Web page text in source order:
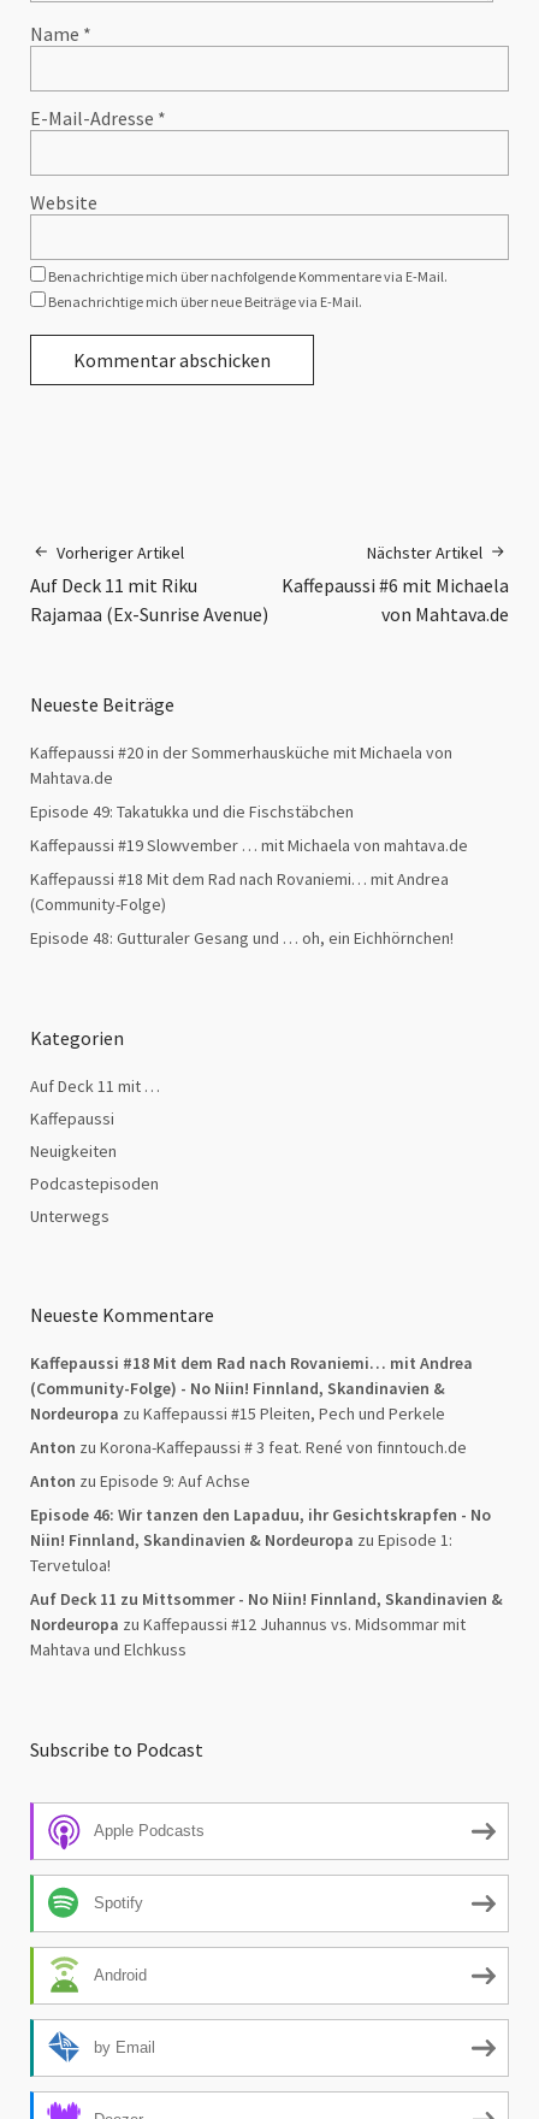
Name *
E-Mail-Adresse *
Website
Benachrichtige mich über nachfolgende Kommentare via E-Mail.
Benachrichtige mich über neue Beiträge via E-Mail.
Vorheriger Artikel
Auf Deck 11 mit Riku
Rajamaa (Ex-Sunrise Avenue)
Nächster Artikel
Kaffepaussi #6 mit Michaela
von Mahtava.de
Neueste Beiträge
Kaffepaussi #20 in der Sommerhausküche mit Michaela von
Mahtava.de
Episode 49: Takatukka und die Fischstäbchen
Kaffepaussi #19 Slowvember … mit Michaela von mahtava.de
Kaffepaussi #18 Mit dem Rad nach Rovaniemi… mit Andrea
(Community-Folge)
Episode 48: Gutturaler Gesang und … oh, ein Eichhörnchen!
Kategorien
Auf Deck 11 mit …
Kaffepaussi
Neuigkeiten
Podcastepisoden
Unterwegs
Neueste Kommentare
Kaffepaussi #18 Mit dem Rad nach Rovaniemi… mit Andrea
(Community-Folge) - No Niin! Finnland, Skandinavien &
Nordeuropa zu Kaffepaussi #15 Pleiten, Pech und Perkele
Anton zu Korona-Kaffepaussi # 3 feat. René von finntouch.de
Anton zu Episode 9: Auf Achse
Episode 46: Wir tanzen den Lapaduu, ihr Gesichtskrapfen - No
Niin! Finnland, Skandinavien & Nordeuropa zu Episode 1:
Tervetuloa!
Auf Deck 11 zu Mittsommer - No Niin! Finnland, Skandinavien &
Nordeuropa zu Kaffepaussi #12 Juhannus vs. Midsommar mit
Mahtava und Elchkuss
Subscribe to Podcast
Apple Podcasts
Spotify
Android
by Email